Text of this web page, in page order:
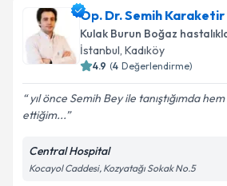
takvim hazırlandığında e-posta
E-posta Adresiniz
kapsamda işlenmesini kabul
Op. Dr. Semih Karaketir
Kulak Burun Boğaz
İstanbul, Kadıköy
4.9 (4 Değerlendirme)
yıl önce Semih Bey ile tanıştığımda
ettiğim...
Central Hospital
Kocayol Caddesi, Kozyatağı Sokak No.5